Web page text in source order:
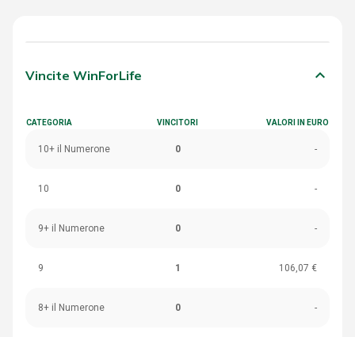
Vincite WinForLife keyboard_arrow_down
CATEGORIA VINCITORI VALORI IN EURO
10+ il Numerone 0 -
10 0 -
9+ il Numerone 0 -
9 1 106,07 €
8+ il Numerone 0 -